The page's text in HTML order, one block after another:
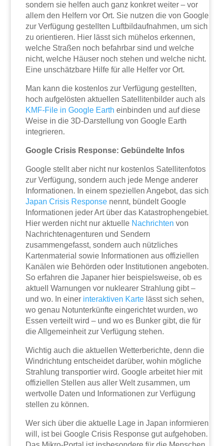
sondern sie helfen auch ganz konkret weiter – vor
allem den Helfern vor Ort. Sie nutzen die von Google
zur Verfügung gestellten Luftbildaufnahmen, um sich
zu orientieren. Hier lässt sich mühelos erkennen,
welche Straßen noch befahrbar sind und welche
nicht, welche Häuser noch stehen und welche nicht.
Eine unschätzbare Hilfe für alle Helfer vor Ort.
Man kann die kostenlos zur Verfügung gestellten,
hoch aufgelösten aktuellen Satellitenbilder auch als
KMF-File in Google Earth einbinden und auf diese
Weise in die 3D-Darstellung von Google Earth
integrieren.
Google Crisis Response: Gebündelte Infos
Google stellt aber nicht nur kostenlos Satellitenfotos
zur Verfügung, sondern auch jede Menge anderer
Informationen. In einem speziellen Angebot, das sich
Japan Crisis Response nennt, bündelt Google
Informationen jeder Art über das Katastrophengebiet.
Hier werden nicht nur aktuelle Nachrichten von
Nachrichtenagenturen und Sendern
zusammengefasst, sondern auch nützliches
Kartenmaterial sowie Informationen aus offiziellen
Kanälen wie Behörden oder Institutionen angeboten.
So erfahren die Japaner hier beispielsweise, ob es
aktuell Warnungen vor nuklearer Strahlung gibt –
und wo. In einer interaktiven Karte lässt sich sehen,
wo genau Notunterkünfte eingerichtet wurden, wo
Essen verteilt wird – und wo es Bunker gibt, die für
die Allgemeinheit zur Verfügung stehen.
Wichtig auch die aktuellen Wetterberichte, denn die
Windrichtung entscheidet darüber, wohin mögliche
Strahlung transportier wird. Google arbeitet hier mit
offiziellen Stellen aus aller Welt zusammen, um
wertvolle Daten und Informationen zur Verfügung
stellen zu können.
Wer sich über die aktuelle Lage in Japan informieren
will, ist bei Google Crisis Response gut aufgehoben.